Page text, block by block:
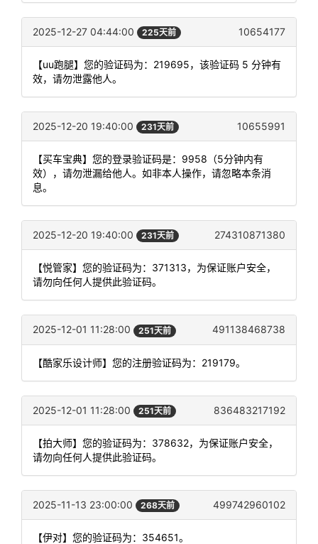
2025-12-27 04:44:00 225天前 10654177
【uu跑腿】您的验证码为：219695，该验证码 5 分钟有
效，请勿泄露他人。
2025-12-20 19:40:00 231天前 10655991
【买车宝典】您的登录验证码是：9958（5分钟内有
效），请勿泄漏给他人。如非本人操作，请忽略本条消
息。
2025-12-20 19:40:00 231天前 274310871380
【悦管家】您的验证码为：371313，为保证账户安全，
请勿向任何人提供此验证码。
2025-12-01 11:28:00 251天前 491138468738
【酷家乐设计师】您的注册验证码为：219179。
2025-12-01 11:28:00 251天前 836483217192
【拍大师】您的验证码为：378632，为保证账户安全，
请勿向任何人提供此验证码。
2025-11-13 23:00:00 268天前 499742960102
【伊对】您的验证码为：354651。